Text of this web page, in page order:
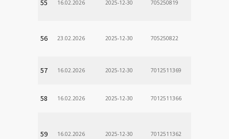
55 16.02.2026 2025-12-30 705250819
56 23.02.2026 2025-12-30 705250822
57 16.02.2026 2025-12-30 7012511369
58 16.02.2026 2025-12-30 7012511366
59 16.02.2026 2025-12-30 7012511362